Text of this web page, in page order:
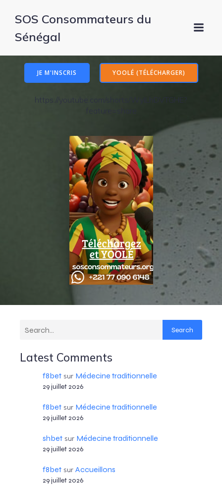
SOS Consommateurs du
Sénégal
JE M'INSCRIS YOOLÉ (TÉLÉCHARGER)
https://youtube.com/shorts/WyILhDVTGHE?
feature=share
Search
Latest Comments
f8betsur Médecine traditionnelle
29 juillet 2026
f8betsur Médecine traditionnelle
29 juillet 2026
shbetsur Médecine traditionnelle
29 juillet 2026
f8betsur Accueillons
29 juillet 2026